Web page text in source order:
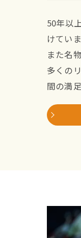
50年以
けてい
また名
多くの
間の満